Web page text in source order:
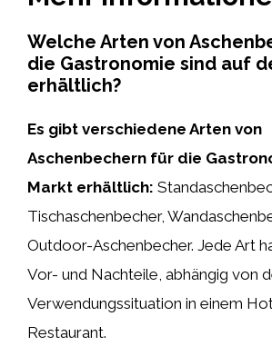
Welche Arten von
die Gastronomie sind auf
erhältlich?
Es gibt verschiedene Arten von
Aschenbechern für die
Markt erhältlich:
Tischaschenbecher,
Outdoor-Aschenbecher. Jede Art
Vor- und Nachteile, abhängig von
Verwendungssituation in einem
Restaurant.